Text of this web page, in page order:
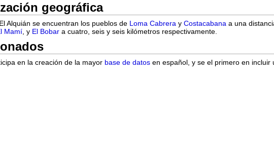
geográfica
Alquián se encuentran los pueblos de Loma Cabrera y Costacabana a una
Mamí , y El Bobar a cuatro, seis y seis kilómetros respectivamente.
en la creación de la mayor base de datos en español, y se el primero en incluir